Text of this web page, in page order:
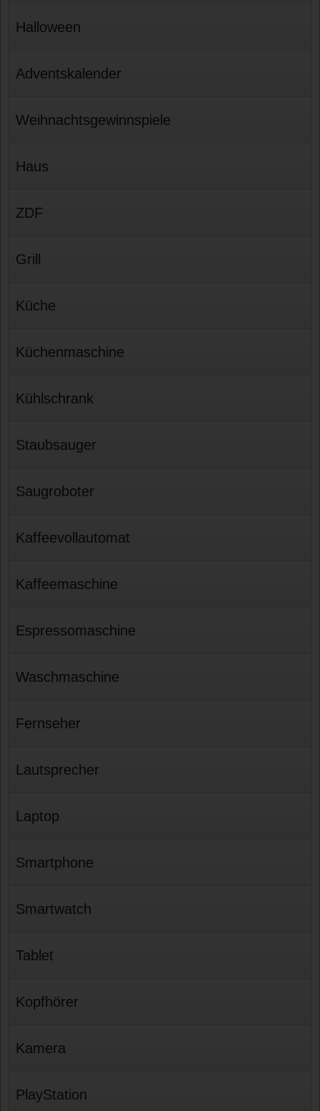
Halloween
Adventskalender
Weihnachtsgewinnspiele
Haus
ZDF
Grill
Küche
Küchenmaschine
Kühlschrank
Staubsauger
Saugroboter
Kaffeevollautomat
Kaffeemaschine
Espressomaschine
Waschmaschine
Fernseher
Lautsprecher
Laptop
Smartphone
Smartwatch
Tablet
Kopfhörer
Kamera
PlayStation